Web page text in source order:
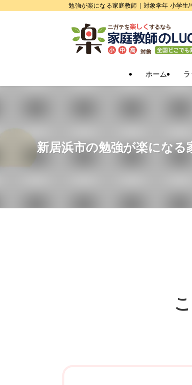
勉強が楽になる家庭教師｜対象学年 小学生/
ホーム
新居浜市の勉強が楽になる